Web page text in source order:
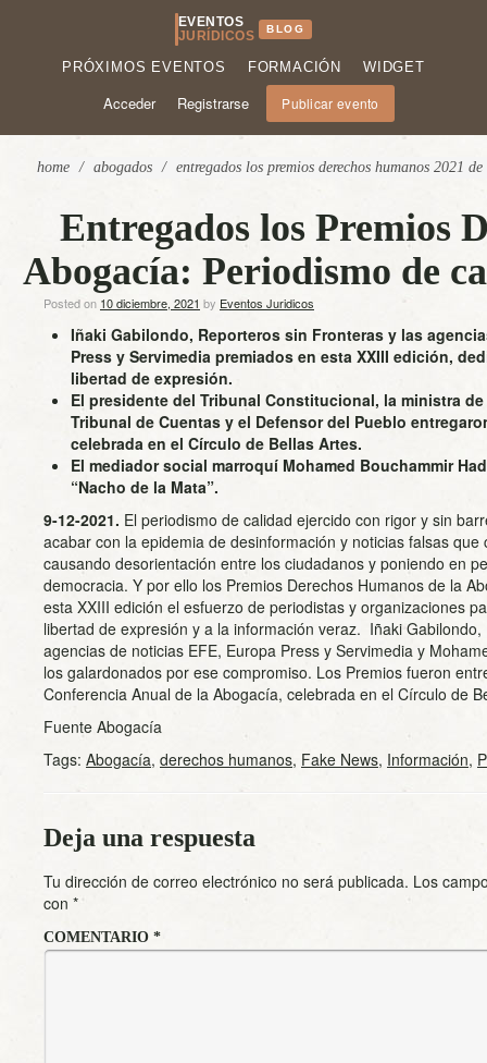
EVENTOS
JURÍDICOS
BLOG
PRÓXIMOS EVENTOS FORMACIÓN WIDGET
Acceder Registrarse Publicar evento
home / abogados / entregados los premios derechos humanos 2021
Entregados los Premios
Abogacía: Periodismo de
Posted on 10 diciembre, 2021 by Eventos Juridicos
Iñaki Gabilondo, Reporteros sin Fronteras y las
Press y Servimedia premiados en esta XXIII edición,
libertad de expresión.
El presidente del Tribunal Constitucional, la ministra
Tribunal de Cuentas y el Defensor del Pueblo
celebrada en el Círculo de Bellas Artes.
El mediador social marroquí Mohamed Bouchammir
“Nacho de la Mata”.
9-12-2021. El periodismo de calidad ejercido con rigor y sin
acabar con la epidemia de desinformación y noticias falsas
causando desorientación entre los ciudadanos y poniendo en
democracia. Y por ello los Premios Derechos Humanos de la
esta XXIII edición el esfuerzo de periodistas y organizaciones
libertad de expresión y a la información veraz. Iñaki
agencias de noticias EFE, Europa Press y Servimedia y
los galardonados por ese compromiso. Los Premios fueron
Conferencia Anual de la Abogacía, celebrada en el Círculo de
Fuente Abogacía
Tags: Abogacía, derechos humanos, Fake News, Información,
Deja una respuesta
Tu dirección de correo electrónico no será publicada. Los
con *
COMENTARIO *